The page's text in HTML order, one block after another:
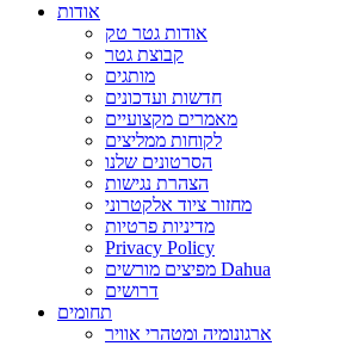
אודות
אודות גטר טק
קבוצת גטר
מותגים
חדשות ועדכונים
מאמרים מקצועיים
לקוחות ממליצים
הסרטונים שלנו
הצהרת נגישות
מחזור ציוד אלקטרוני
מדיניות פרטיות
Privacy Policy
מפיצים מורשים Dahua
דרושים
תחומים
ארגונומיה ומטהרי אוויר